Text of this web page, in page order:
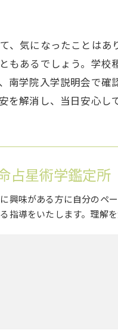
、気になったことは
もあるでしょう。学
南学院入学説明会で
を解消し、当日安心し
占星術学鑑定
興味がある方に自分のペ
指導をいたします。理解